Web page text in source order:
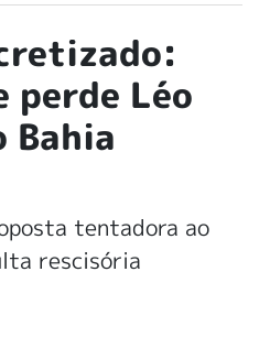
perde Léo
Bahia
tentadora ao
rescisória